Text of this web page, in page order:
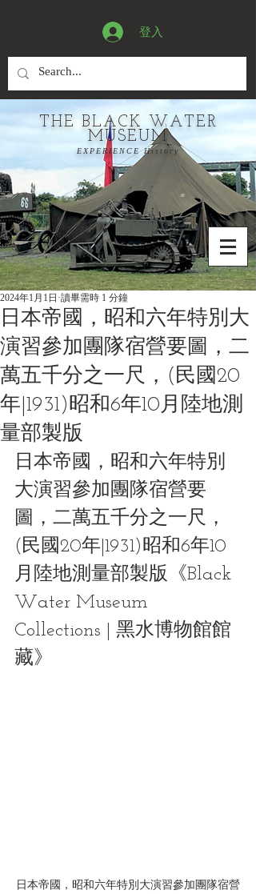
登入
THE BLACK WATER
MUSEUM
EXPERIENCE History
日本帝國，昭和六年特別大
演習參加團隊宿營要圖，二
萬五千分之一尺，(民國20
年|1931)昭和6年10月陸地測
量部製版
2024年1月1日 讀畢需時 1 分鐘
日本帝國，昭和六年特別
大演習參加團隊宿營要
圖，二萬五千分之一尺，
(民國20年|1931)昭和6年10
月陸地測量部製版《Black
Water Museum
Collections | 黑水博物館館
藏》
日本帝國，昭和六年特別大演習參加團隊宿營